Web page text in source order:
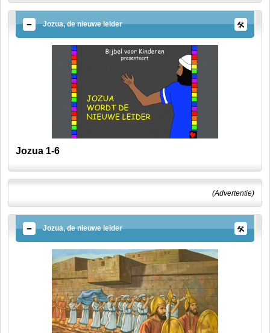
Jozua, de nieuwe leider
Jozua 1-6
(Advertentie)
Jozua, de nieuwe leider